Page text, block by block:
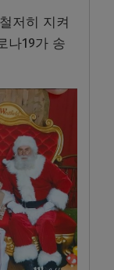
저히 지켜
나19가 송